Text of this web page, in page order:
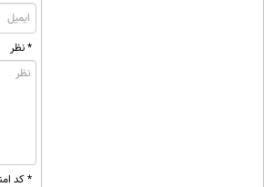
* نظر
* کد